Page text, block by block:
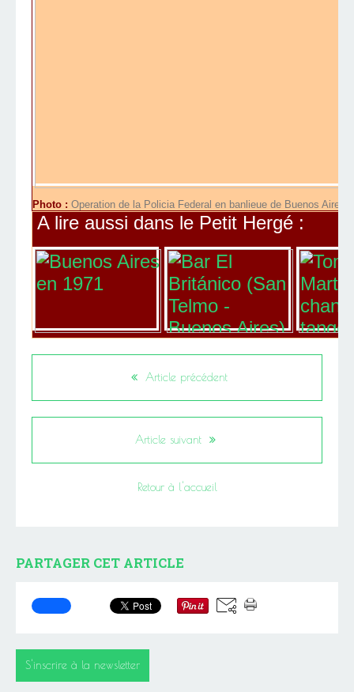
Photo : Operation de la Policia Federal en banlieue de Buenos Aires
A lire aussi dans le Petit Hergé :
Article précédent
Article suivant
Retour à l'accueil
PARTAGER CET ARTICLE
S'inscrire à la newsletter